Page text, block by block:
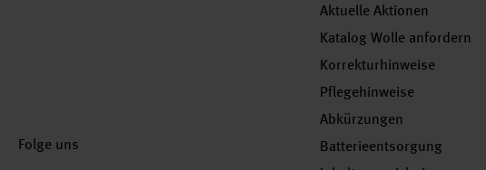
Folge uns
Aktuelle Aktionen
Katalog Wolle anfordern
Korrekturhinweise
Pflegehinweise
Abkürzungen
Batterieentsorgung